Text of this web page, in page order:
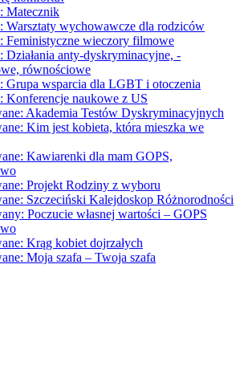
Matecznik
Warsztaty wychowawcze dla rodziców
Feministyczne wieczory filmowe
Działania anty-dyskryminacyjne, -
równościowe
Grupa wsparcia dla LGBT i otoczenia
Konferencje naukowe z US
Akademia Testów Dyskryminacyjnych
Kim jest kobieta, która mieszka we
Kawiarenki dla mam GOPS,
Projekt Rodziny z wyboru
Szczeciński Kalejdoskop Różnorodności
Poczucie własnej wartości – GOPS
Krąg kobiet dojrzałych
Moja szafa – Twoja szafa